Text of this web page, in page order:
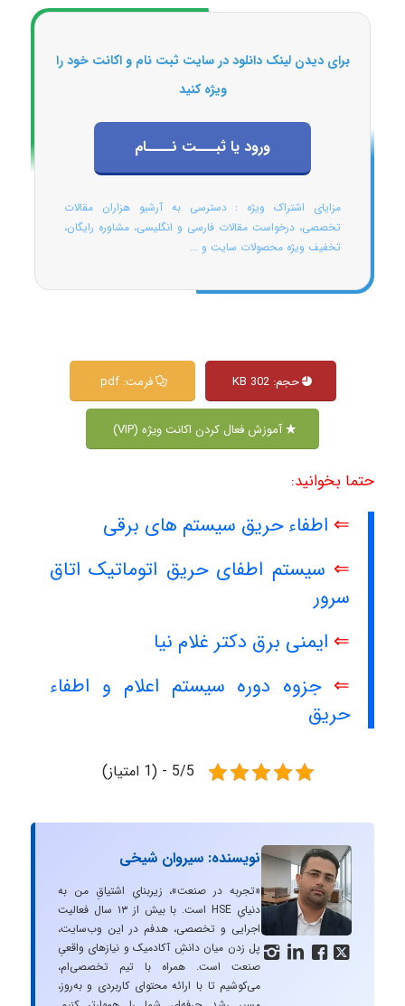
برای دیدن لینک دانلود در سایت ثبت نام و اکانت خود را
ویژه کنید
ورود یا ثبـــت نــــام
مزایای اشتراک ویژه : دسترسی به آرشیو هزاران مقالات
تخصصی، درخواست مقالات فارسی و انگلیسی، مشاوره رایگان،
تخفیف ویژه محصولات سایت و ...
حجم: 302 KB فرمت: pdf
آموزش فعال کردن اکانت ویژه (VIP)
حتما بخوانید:
⇐ اطفاء حریق سیستم های برقی
⇐ سیستم اطفای حریق اتوماتیک اتاق
سرور
⇐ ایمنی برق دکتر غلام نیا
⇐جزوه دوره سیستم اعلام و اطفاء
حریق
5/5 - (1 امتیاز)
   
نویسنده: سیروان شیخی
«تجربه در صنعت»، زیربنایِ اشتیاقِ من به
دنیایِ HSE است. با بیش از ۱۳ سال فعالیت
اجرایی و تخصصی، هدفم در این وب‌سایت،
پل زدن میان دانشِ آکادمیک و نیازهای واقعیِ
صنعت است. همراه با تیم تخصصی‌ام،
می‌کوشیم تا با ارائه محتوای کاربردی و به‌روز،